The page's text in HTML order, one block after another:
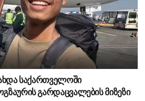
საქართველოში
გარდაცვალების მიზეზი